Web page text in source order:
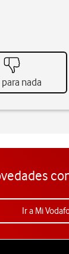
para nada
Ir a Mi